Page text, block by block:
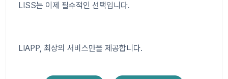
LISS는 이제 필수적인 선택입니다.
LIAPP, 최상의 서비스만을 제공합니다.